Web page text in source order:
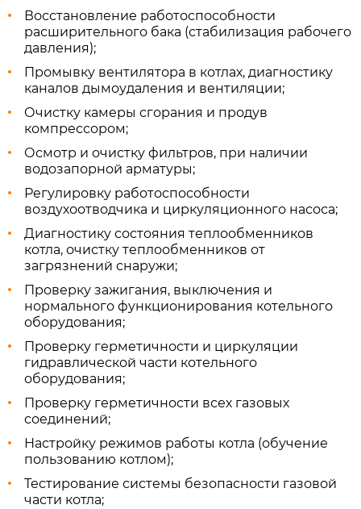
Восстановление работоспособности
расширительного бака (стабилизация рабочего
давления);
Промывку вентилятора в котлах, диагностику
каналов дымоудаления и вентиляции;
Очистку камеры сгорания и продув
компрессором;
Осмотр и очистку фильтров, при наличии
водозапорной арматуры;
Регулировку работоспособности
воздухоотводчика и циркуляционного насоса;
Диагностику состояния теплообменников
котла, очистку теплообменников от
загрязнений снаружи;
Проверку зажигания, выключения и
нормального функционирования котельного
оборудования;
Проверку герметичности и циркуляции
гидравлической части котельного
оборудования;
Проверку герметичности всех газовых
соединений;
Настройку режимов работы котла (обучение
пользованию котлом);
Тестирование системы безопасности газовой
части котла;